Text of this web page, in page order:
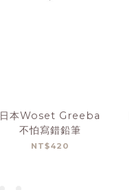
日本Woset Greeba
不怕寫錯鉛筆
NT$420